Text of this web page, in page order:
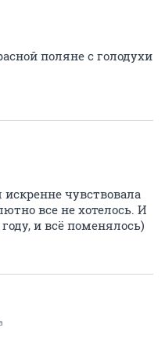
поляне с голодухи
чувствовала
все не хотелось. И
и всё поменялось)